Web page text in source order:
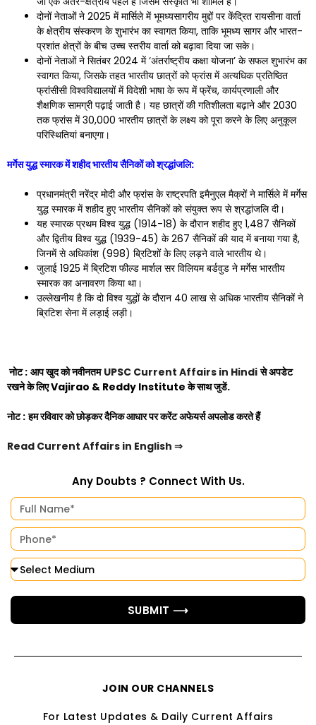
दोनों नेताओं ने 2025 में मार्सिले में भूमध्यसागरीय मुद्दों पर केंद्रित रायसीना वार्ता
के क्षेत्रीय संस्करण के शुभारंभ का स्वागत किया, ताकि भूमध्य सागर और भारत-
प्रशांत क्षेत्रों के बीच उच्च स्तरीय वार्ता को बढ़ावा दिया जा सके।
दोनों नेताओं ने सितंबर 2024 में ‘अंतर्राष्ट्रीय कक्षा योजना’ के सफल शुभारंभ का
स्वागत किया, जिसके तहत भारतीय छात्रों को फ्रांस में अत्यधिक प्रतिष्ठित
फ्रांसीसी विश्वविद्यालयों में विदेशी भाषा के रूप में फ्रेंच, कार्यप्रणाली और
शैक्षणिक सामग्री पढ़ाई जाती है। यह छात्रों की गतिशीलता बढ़ाने और 2030
तक फ्रांस में 30,000 भारतीय छात्रों के लक्ष्य को पूरा करने के लिए अनुकूल
परिस्थितियां बनाएगा।
मर्गेस युद्ध स्मारक में शहीद भारतीय सैनिकों को श्रद्धांजलि:
प्रधानमंत्री नरेंद्र मोदी और फ्रांस के राष्ट्रपति इमैनुएल मैक्रों ने मार्सिले में मर्गेस
युद्ध स्मारक में शहीद हुए भारतीय सैनिकों को संयुक्त रूप से श्रद्धांजलि दी।
यह स्मारक प्रथम विश्व युद्ध (1914-18) के दौरान शहीद हुए 1,487 सैनिकों
और द्वितीय विश्व युद्ध (1939-45) के 267 सैनिकों की याद में बनाया गया है,
जिनमें से अधिकांश (998) ब्रिटिशों के लिए लड़ने वाले भारतीय थे।
जुलाई 1925 में ब्रिटिश फील्ड मार्शल सर विलियम बर्डवुड ने मर्गेस भारतीय
स्मारक का अनावरण किया था।
उल्लेखनीय है कि दो विश्व युद्धों के दौरान 40 लाख से अधिक भारतीय सैनिकों ने
ब्रिटिश सेना में लड़ाई लड़ी।
नोट : आप खुद को नवीनतम UPSC Current Affairs in Hindi से अपडेट
रखने के लिएVajirao & Reddy Instituteके साथ जुडें.
नोट : हम रविवार को छोड़कर दैनिक आधार पर करेंट अफेयर्स अपलोड करते हैं
Read Current Affairs in English ⇒
Any Doubts ? Connect With Us.
SUBMIT ⟶
JOIN OUR CHANNELS
For Latest Updates & Daily Current Affairs